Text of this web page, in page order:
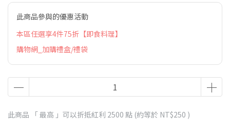
此商品參與的優惠活動
本區任選享4件75折【即食料理】
購物網_加購禮盒/禮袋
此商品 「 最高 」可以折抵紅利 2500 點 (約等於 NT$250 )